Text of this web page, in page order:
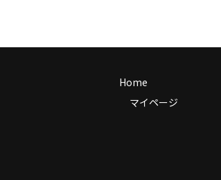
Home
マイページ